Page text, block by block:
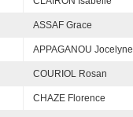
ASSAF Grace
APPAGANOU Jocelyne
COURIOL Rosan
CHAZE Florence